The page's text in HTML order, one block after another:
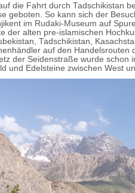
die Fahrt durch Tadschikistan
geboten. So kann sich der
im Rudaki-Museum auf
der alten pre-islamischen
Tadschikistan,
auf den Handelsrouten
der Seidenstraße wurde schon
und Edelsteine zwischen West